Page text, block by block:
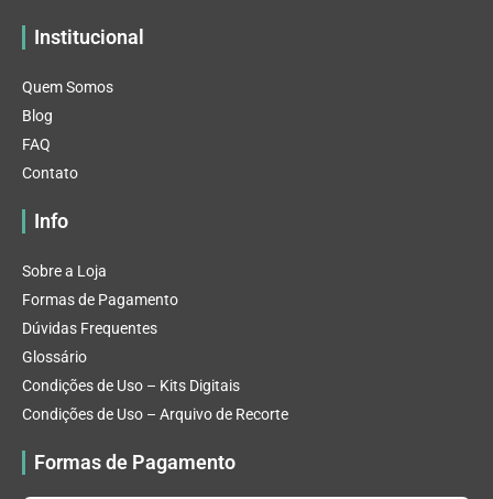
Institucional
Quem Somos
Blog
FAQ
Contato
Info
Sobre a Loja
Formas de Pagamento
Dúvidas Frequentes
Glossário
Condições de Uso – Kits Digitais
Condições de Uso – Arquivo de Recorte
Formas de Pagamento